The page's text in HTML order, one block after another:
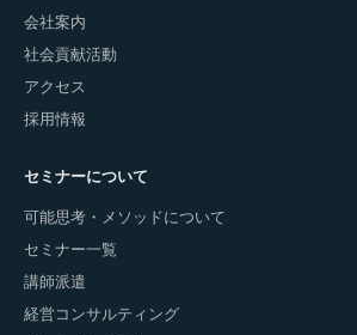
会社案内
社会貢献活動
アクセス
採用情報
セミナーについて
可能思考・メソッドについて
セミナー一覧
講師派遣
経営コンサルティング